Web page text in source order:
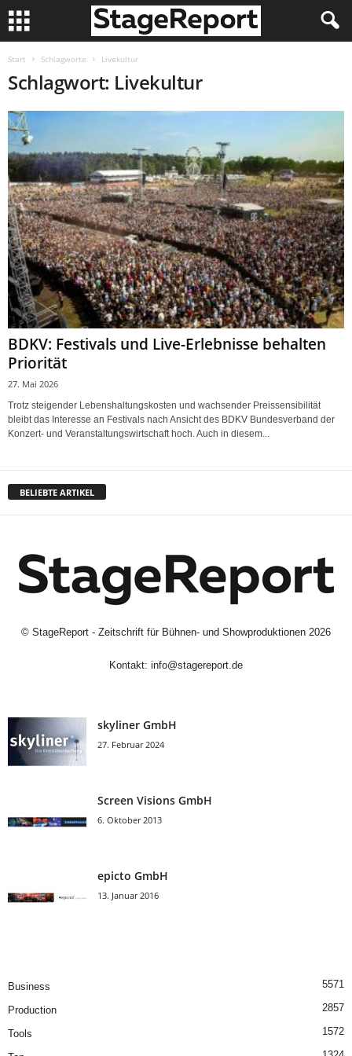
Start Schlagworte Livekultur
Schlagwort: Livekultur
BDKV: Festivals und Live-Erlebnisse behalten
Priorität
27. Mai 2026
Trotz steigender Lebenshaltungskosten und wachsender Preissensibilität
bleibt das Interesse an Festivals nach Ansicht des BDKV Bundesverband der
Konzert- und Veranstaltungswirtschaft hoch. Auch in diesem...
BELIEBTE ARTIKEL
© StageReport - Zeitschrift für Bühnen- und Showproduktionen 2026
Kontakt: info@stagereport.de
skyliner GmbH
27. Februar 2024
Screen Visions GmbH
6. Oktober 2013
epicto GmbH
13. Januar 2016
Business 5571
Production 2857
Tools 1572